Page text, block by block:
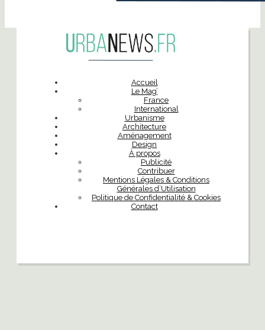
Accueil
Le Mag’
France
International
Urbanisme
Architecture
Aménagement
Design
À propos
Publicité
Contribuer
Mentions Légales & Conditions
Générales d’Utilisation
Politique de Confidentialité & Cookies
Contact